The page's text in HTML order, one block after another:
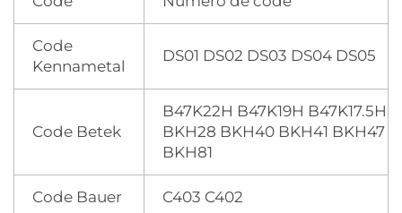
Code
Kennametal
DS01 DS02 DS03 DS04 DS05
Code Betek
B47K22H B47K19H B47K17.5H
BKH28 BKH40 BKH41 BKH47
BKH81
Code Bauer C403 C402